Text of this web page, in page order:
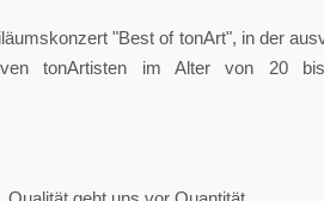
"Best of tonArt", in der
tonArtisten im Alter von 20